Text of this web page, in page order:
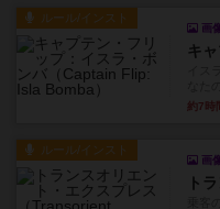
ルール/インスト
画
約7時
ルール/インスト
画
ト